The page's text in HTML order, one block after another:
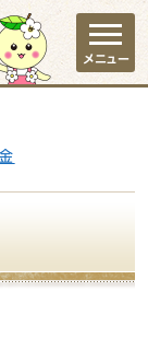
メニュー